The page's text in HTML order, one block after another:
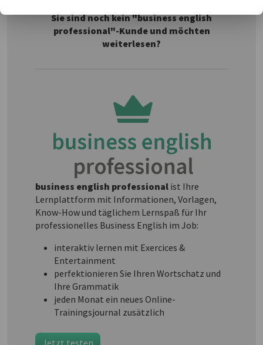
Sie sind noch kein "business english
professional"-Kunde und möchten
weiterlesen?
business english professional ist Ihre
Lernplattform mit Informationen, Vorlagen,
Know-How und täglichem Lernspaß für Ihr
professionelles Business English im Job:
interaktiv lernen mit Exercices &
Entertainment
perfektionieren Sie Ihren Wortschatz und
Ihre Grammatik
jeden Monat ein neues Online-
Trainingsjournal zusätzlich
Jetzt testen